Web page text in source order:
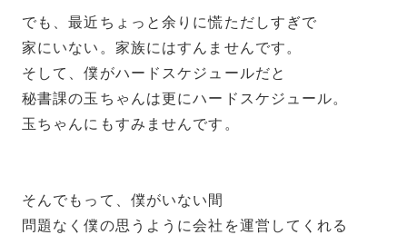
でも、最近ちょっと余りに慌ただしすぎで
家にいない。家族にはすんませんです。
そして、僕がハードスケジュールだと
秘書課の玉ちゃんは更にハードスケジュール。
玉ちゃんにもすみませんです。
そんでもって、僕がいない間
問題なく僕の思うように会社を運営してくれる